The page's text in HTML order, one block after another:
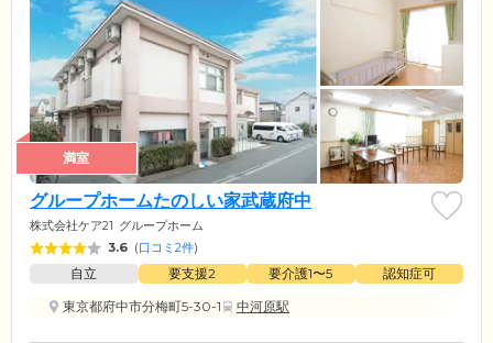
満室
グループホームたのしい家武蔵府中
株式会社ケア21 グループホーム
3.6 (口コミ2件)
自立 要支援2 要介護1〜5
認知症可
東京都府中市分梅町5-30-1
中河原駅